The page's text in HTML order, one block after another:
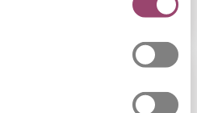
in kako jo